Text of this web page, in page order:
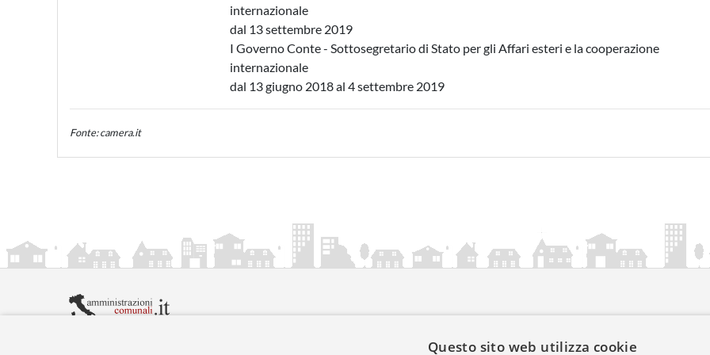
internazionale
dal 13 settembre 2019
I Governo Conte - Sottosegretario di Stato per gli Affari esteri e la cooperazione
internazionale
dal 13 giugno 2018 al 4 settembre 2019
Fonte: camera.it
Questo sito web utilizza cookie